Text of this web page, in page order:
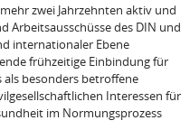
zwei Jahrzehnten aktiv und
Arbeitsausschüsse des DIN und
internationaler Ebene
frühzeitige Einbindung für
als besonders betroffene
Interessen für
im Normungsprozess